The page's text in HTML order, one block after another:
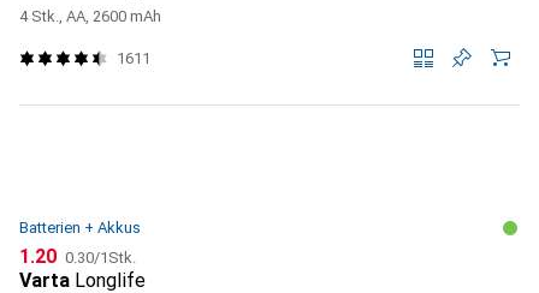
4 Stk., AA, 2600 mAh
1611
Batterien + Akkus
CHF
1.20 CHF
0.30/1Stk.
Varta Longlife